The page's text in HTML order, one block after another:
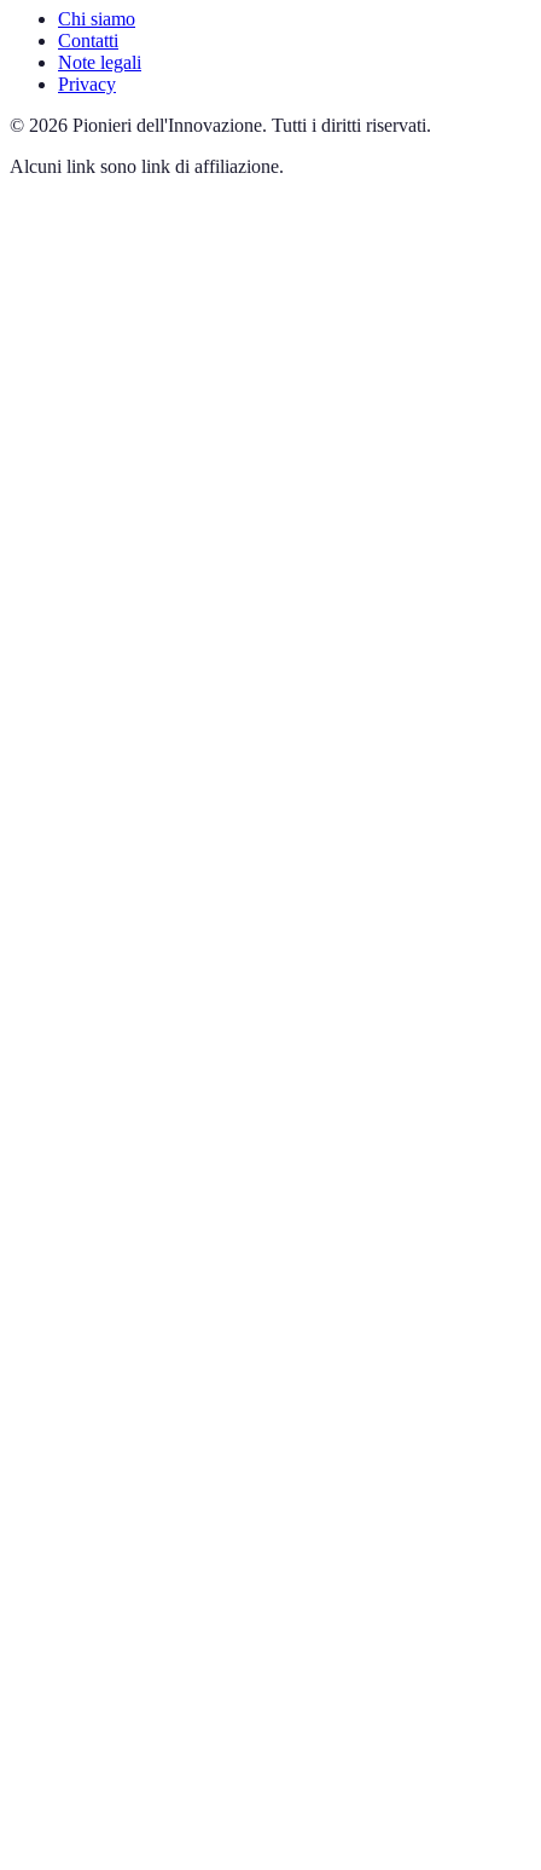
Chi siamo
Contatti
Note legali
Privacy
© 2026 Pionieri dell'Innovazione. Tutti i diritti riservati.
Alcuni link sono link di affiliazione.